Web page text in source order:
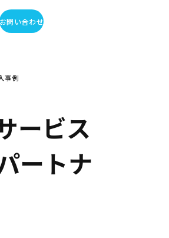
お問い合わせ
事例
ービス
ートナ